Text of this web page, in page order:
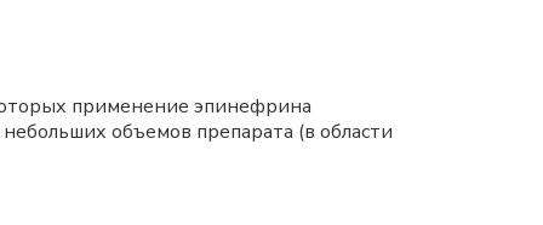
применение эпинефрина
объемов препарата (в области